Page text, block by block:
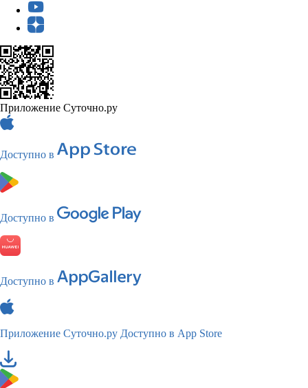
Приложение Суточно.ру
Доступно в
Доступно в
Доступно в
Приложение Суточно.ру Доступно в App Store